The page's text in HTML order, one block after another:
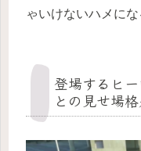
ゃいけないハメにな
登場するヒ
との見せ場